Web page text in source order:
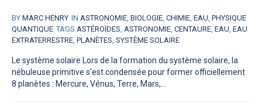
BY MARC HENRY IN ASTRONOMIE, BIOLOGIE, CHIMIE, EAU, PHYSIQUE
QUANTIQUE TAGS ASTÉROÏDES, ASTRONOMIE, CENTAURE, EAU, EAU
EXTRATERRESTRE, PLANÈTES, SYSTÈME SOLAIRE
Le système solaire Lors de la formation du système solaire, la
nébuleuse primitive s’est condensée pour former officiellement
8 planètes : Mercure, Vénus, Terre, Mars,...